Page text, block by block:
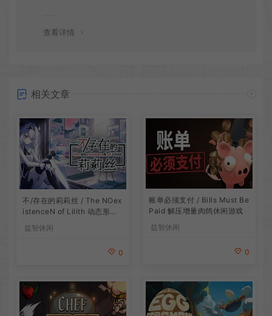
查看详情
相关文章
不/存在的莉莉丝 / The NOex
istenceN of Lilith 动态形象
益智休闲
0
账单必须支付 / Bills Must Be
Paid 解压增量肉鸽休闲游戏
益智休闲
0